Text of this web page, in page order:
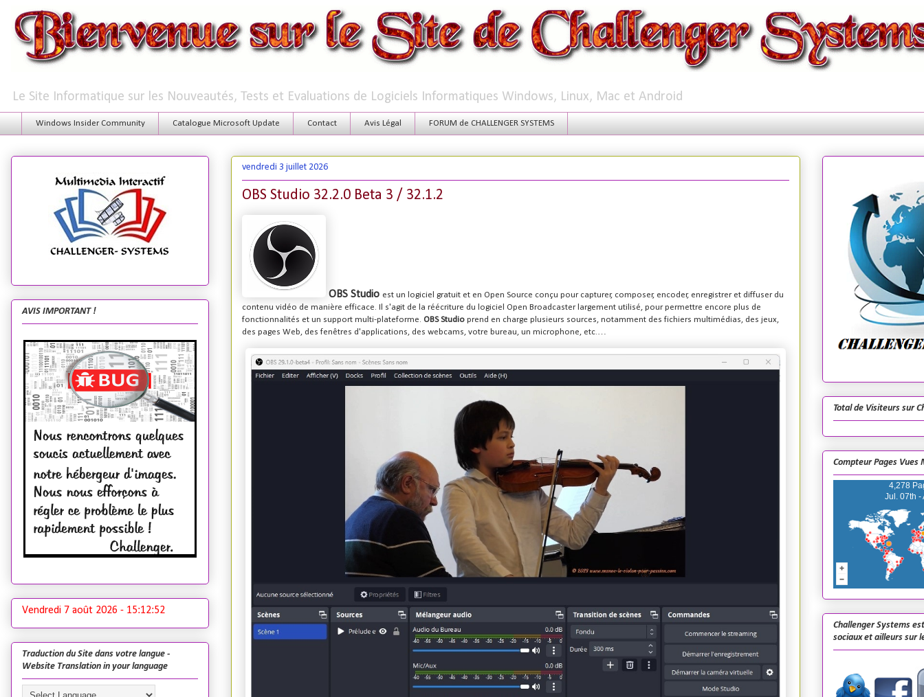
Le Site Informatique sur les Nouveautés, Tests et Evaluations de Logiciels Informatiques Windows, Linux, Mac et Android
Windows Insider Community Catalogue Microsoft Update Contact Avis Légal FORUM de CHALLENGER SYSTEMS
vendredi 3 juillet 2026
OBS Studio 32.2.0 Beta 3 / 32.1.2
OBS Studio est un logiciel gratuit et en Open Source conçu pour capturer, composer, encoder, enregistrer et diffuser du
contenu vidéo de manière efficace. Il s'agit de la réécriture du logiciel Open Broadcaster largement utilisé, pour permettre encore plus de
fonctionnalités et un support multi-plateforme.
OBS Studio prend en charge plusieurs sources, notamment des fichiers multimédias, des jeux,
des pages Web, des fenêtres d'applications, des webcams, votre bureau, un microphone, etc.…
AVIS IMPORTANT !
Vendredi 7 août 2026 - 15:12:53
Traduction du Site dans votre langue -
Website Translation in your language
Total de Visiteurs sur
Compteur Pages Vues
4,278
Jul. 07th -
Challenger Systems
sociaux et ailleurs sur